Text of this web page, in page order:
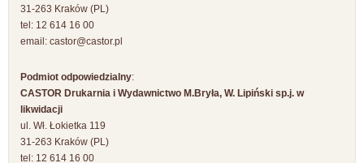
31-263 Kraków (PL)
tel: 12 614 16 00
email: castor@castor.pl
Podmiot odpowiedzialny:
CASTOR Drukarnia i Wydawnictwo M.Bryła, W. Lipiński sp.j. w
likwidacji
ul. Wł. Łokietka 119
31-263 Kraków (PL)
tel: 12 614 16 00